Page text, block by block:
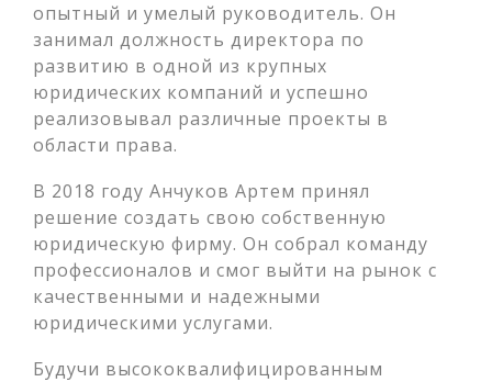
опытный и умелый руководитель. Он
занимал должность директора по
развитию в одной из крупных
юридических компаний и успешно
реализовывал различные проекты в
области права.
В 2018 году Анчуков Артем принял
решение создать свою собственную
юридическую фирму. Он собрал команду
профессионалов и смог выйти на рынок с
качественными и надежными
юридическими услугами.
Будучи высококвалифицированным